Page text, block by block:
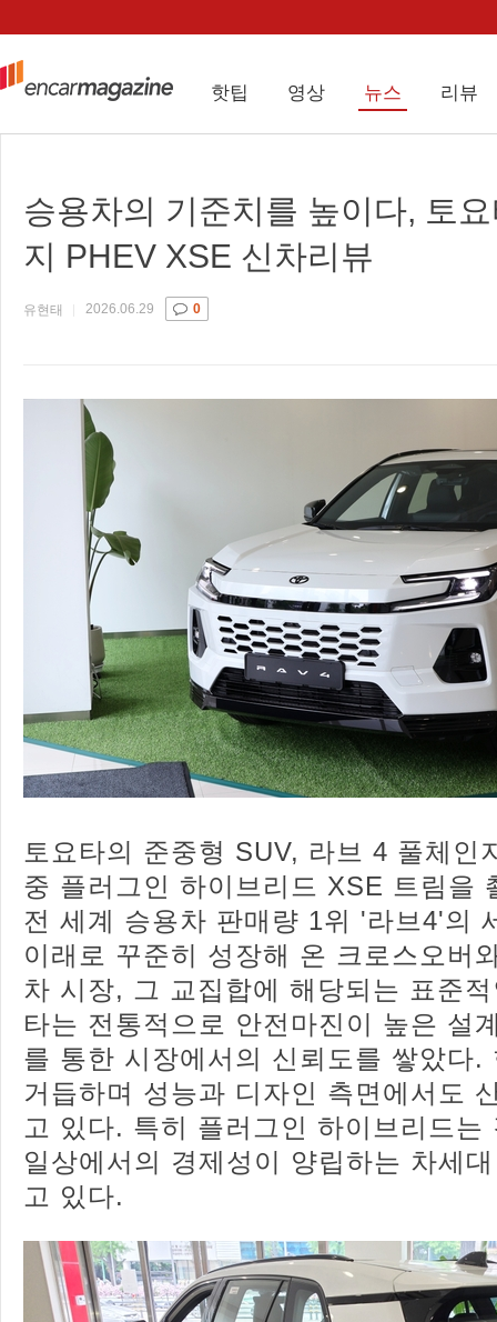
핫팁 영상 뉴스 리뷰
승용차의 기준치를 높이다, 토
지 PHEV XSE 신차리뷰
유현태 2026.06.29 0
토요타의 준중형 SUV, 라브 4 풀체인
중 플러그인 하이브리드 XSE 트림을
전 세계 승용차 판매량 1위 '라브4'의
이래로 꾸준히 성장해 온 크로스오버
차 시장, 그 교집합에 해당되는 표준
타는 전통적으로 안전마진이 높은 설
를 통한 시장에서의 신뢰도를 쌓았다.
거듭하며 성능과 디자인 측면에서도
고 있다. 특히 플러그인 하이브리드는
일상에서의 경제성이 양립하는 차세
고 있다.